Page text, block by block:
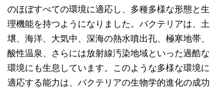
のほぼすべての環境に適応し、多種多様な形態と生
理機能を持つようになりました。バクテリアは、土
壌、海洋、大気中、深海の熱水噴出孔、極寒地帯、
酸性温泉、さらには放射線汚染地域といった過酷な
環境にも生息しています。このような多様な環境に
適応する能力は、バクテリアの生物学的進化の成功